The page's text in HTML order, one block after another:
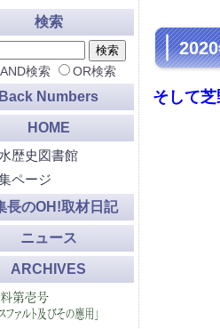
そして
検索
AND検索 OR検索
Back Numbers
HOME
歴史図書館
ページ
長のOH!取材日記
ニュース
ARCHIVES